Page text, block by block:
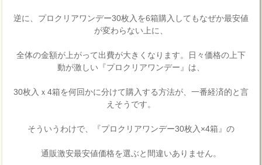
逆に、プロクリアワンデー30枚入を6箱購入してもなぜか最安値
が変わらない上に、
全体の金額が上がって出費が大きくなります。日々価格の上下
動が激しい『プロクリアワンデー』は、
30枚入ｘ4箱を何回かに分けて購入する方法が、一番経済的と言
えそうです。
そういうわけで、『プロクリアワンデー30枚入×4箱』の
通販激安最安値価格を選ぶと間違いありません。